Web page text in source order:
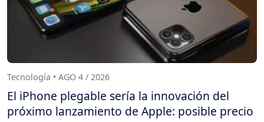
Tecnología • AGO 4 / 2026
El iPhone plegable sería la innovación del
próximo lanzamiento de Apple: posible precio